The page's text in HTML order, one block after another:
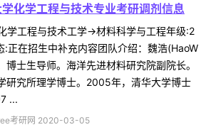
化学工程与技术专业考研调剂信息
学工程与技术工学->材料科学与工程年级:2
正在招生中补充内容团队介绍：魏浩(HaoW
士生导师。海洋先进材料研究院副院长。
研究所理学博士。2005年，清华大学博士
...
考研网 2020-03-05